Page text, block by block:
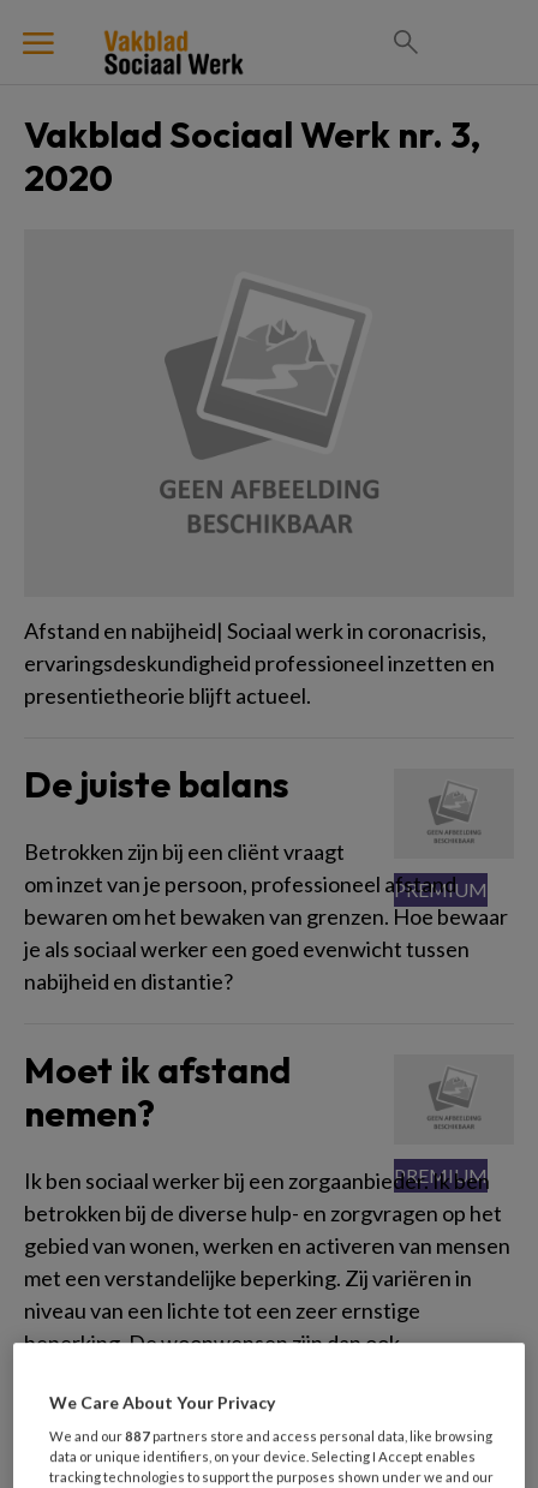
Vakblad Sociaal Werk nr. 3,
2020
Afstand en nabijheid| Sociaal werk in coronacrisis,
ervaringsdeskundigheid professioneel inzetten en
presentietheorie blijft actueel.
De juiste balans
Betrokken zijn bij een cliënt vraagt
om inzet van je persoon, professioneel afstand
bewaren om het bewaken van grenzen. Hoe bewaar
je als sociaal werker een goed evenwicht tussen
nabijheid en distantie?
Moet ik afstand
nemen?
Ik ben sociaal werker bij een zorgaanbieder. Ik ben
betrokken bij de diverse hulp- en zorgvragen op het
gebied van wonen, werken en activeren van mensen
met een verstandelijke beperking. Zij variëren in
niveau van een lichte tot een zeer ernstige
beperking. De woonwensen zijn dan ook
enkele uren begeleiding per dag. Met de ouders en
als het kan met de toekomstige bewoners heb ik
vanaf aanmelding voor zorg tot aan plaatsing vrij
We Care About Your Privacy
We and our887 partners store and access personal data, like browsing
data or unique identifiers, on your device. Selecting I Accept enables
tracking technologies to support the purposes shown under we and our